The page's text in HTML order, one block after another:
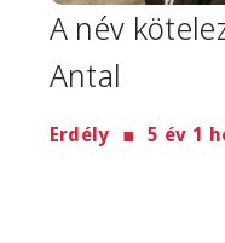
A név
Antal
Erdély 5 év 1